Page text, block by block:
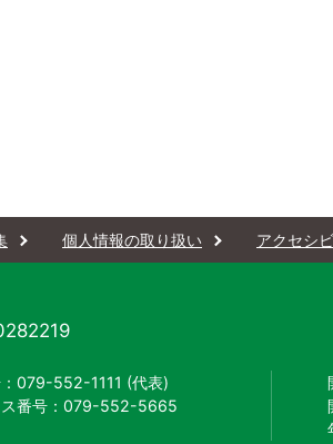
個人情報の取り扱い アクセシ
：079-552-1111 (代表)
ス番号：079-552-5665